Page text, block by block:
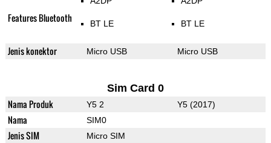
Features Bluetooth BT LE BT LE
Jenis konektor Micro USB Micro USB
Sim Card 0
Nama Produk Y5 2 Y5 (2017)
Nama SIM0
Jenis SIM Micro SIM